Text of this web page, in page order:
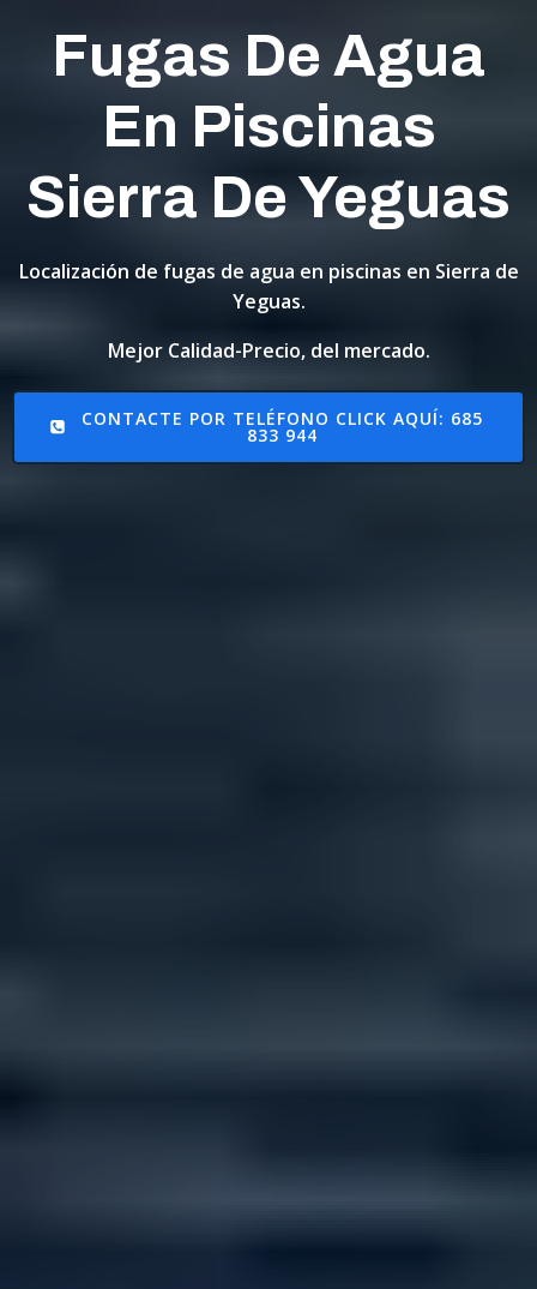
Fugas De Agua
En Piscinas
Sierra De Yeguas
Localización de fugas de agua en piscinas en Sierra de
Yeguas.
Mejor Calidad-Precio, del mercado.
CONTACTE POR TELÉFONO CLICK AQUÍ: 685
833 944